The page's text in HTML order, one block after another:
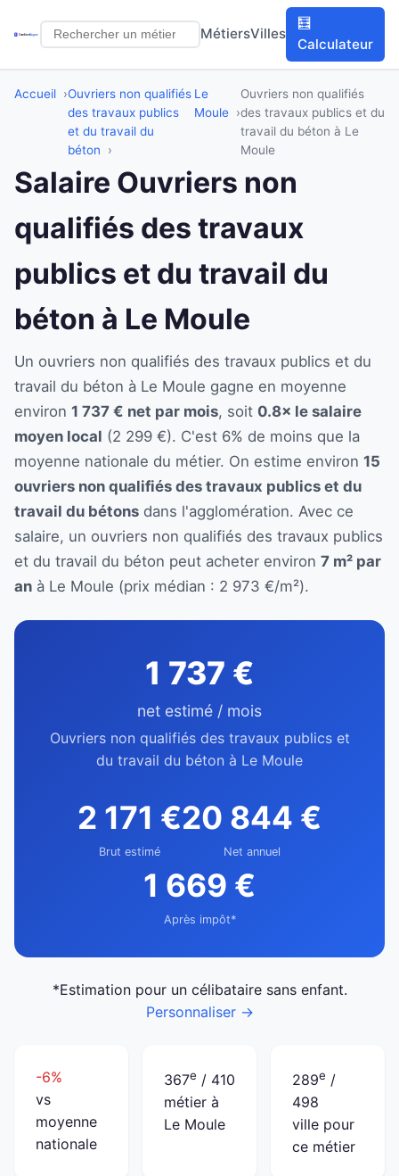
MétiersVilles
🧮
Calculateur
Accueil
Ouvriers non qualifiés
des travaux publics
et du travail du
béton
Le
Moule
Ouvriers non qualifiés
des travaux publics et du
travail du béton à Le
Moule
Salaire Ouvriers non
qualifiés des travaux
publics et du travail du
béton à Le Moule
Un ouvriers non qualifiés des travaux publics et du
travail du béton à Le Moule gagne en moyenne
environ 1 737 € net par mois, soit 0.8× le salaire
moyen local (2 299 €). C'est 6% de moins que la
moyenne nationale du métier. On estime environ 15
ouvriers non qualifiés des travaux publics et du
travail du bétons dans l'agglomération. Avec ce
salaire, un ouvriers non qualifiés des travaux publics
et du travail du béton peut acheter environ 7 m² par
an à Le Moule (prix médian : 2 973 €/m²).
1 737 €
net estimé / mois
Ouvriers non qualifiés des travaux publics et
du travail du béton à Le Moule
2 171 €
Brut estimé
20 844 €
Net annuel
1 669 €
Après impôt*
*Estimation pour un célibataire sans enfant.
Personnaliser →
-6%
vs
moyenne
nationale
367e / 410
métier à
Le Moule
289e /
498
ville pour
ce métier